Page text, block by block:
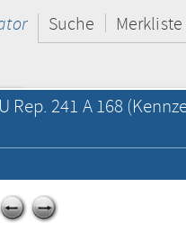
Suche Merkliste
Rep. 241 A 168